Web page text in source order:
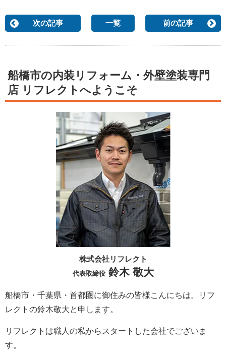
次の記事 一覧 前の記事
船橋市の内装リフォーム・外壁塗装専門
店 リフレクトへようこそ
株式会社リフレクト
代表取締役鈴木 敬大
船橋市・千葉県・首都圏に御住みの皆様こんにちは。
リフ
レクト の鈴木敬大と申します。
リフレクト は職人の私からスタートした会社でございま
す。